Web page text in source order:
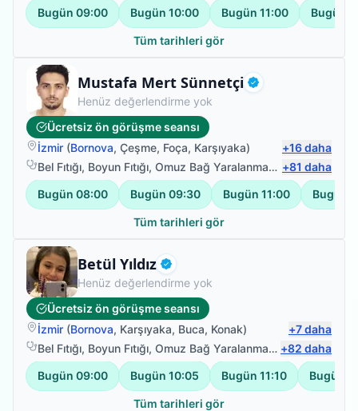
Bugün 09:00 Bugün 10:00 Bugün 11:00 Bugün
Tüm tarihleri gör
Mustafa Mert Sünnetçi Doğrulanmış
Fizyoterapist
Henüz değerlendirme yok
Ücretsiz ön görüşme seansı
İzmir (Bornova, Çeşme, Foça, Karşıyaka) +16daha
Bel Fıtığı, Boyun Fıtığı, Omuz Bağ Yaralanması ,Protez
+81 daha
Bugün 08:00 Bugün 09:30 Bugün 11:00 Bugün
Tüm tarihleri gör
Betül Yıldız Doğrulanmış
Fizyoterapist
Henüz değerlendirme yok
Ücretsiz ön görüşme seansı
İzmir (Bornova, Karşıyaka, Buca, Konak) +7daha
Bel Fıtığı, Boyun Fıtığı, Omuz Bağ Yaralanması ,Protez
+82 daha
Bugün 09:00 Bugün 10:05 Bugün 11:10 Bugün
Tüm tarihleri gör